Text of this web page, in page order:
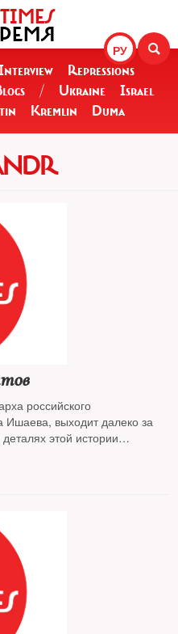
РУ
Repressions
/ Ukraine
Israel
Kremlin Duma
российского
Ишаева, выходит далеко за
этой истории